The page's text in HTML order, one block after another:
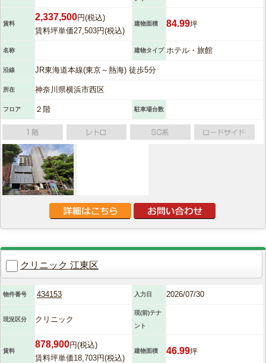
賃料
2,337,500円(税込)
賃料坪単価27,503円(税込)
建物面積 84.99坪
名称 建物タイプ ホテル・旅館
沿線 JR東海道本線(東京～熱海) 徒歩5分
所在 神奈川県横浜市西区
フロア ２階 駐車場台数
クリニック 江東区
物件番号 434153 入力日 2026/07/30
現況区分 クリニック
現(前)テナ
ント
賃料
878,900円(税込)
賃料坪単価18,703円(税込)
建物面積 46.99坪